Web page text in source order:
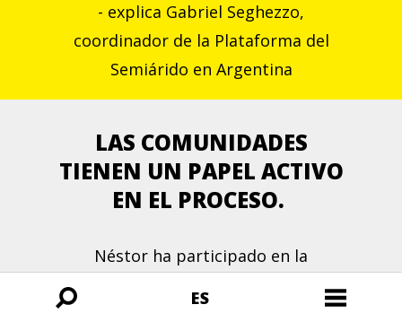
Búsqueda
ES
Menú
- explica Gabriel Seghezzo,
coordinador de la Plataforma del
Semiárido en Argentina
LAS COMUNIDADES
TIENEN UN PAPEL ACTIVO
EN EL PROCESO.
Néstor ha participado en la
zonas más afectadas por la falta de